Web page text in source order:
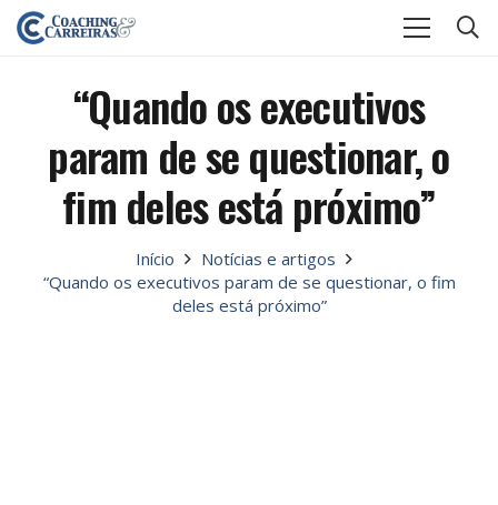
“Quando os executivos
param de se questionar, o
fim deles está próximo”
Início
Notícias e artigos
“Quando os executivos param de se questionar, o fim
deles está próximo”